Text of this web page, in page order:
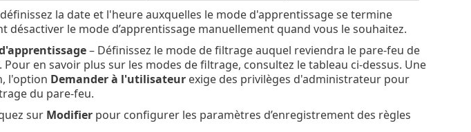
définissez la date et l'heure auxquelles le mode d'apprentissage se termine
le mode d’apprentissage manuellement quand vous le souhaitez.
– Définissez le mode de filtrage auquel reviendra le pare-feu de
en savoir plus sur les modes de filtrage, consultez le tableau ci-dessus. Une
l'option Demander à l'utilisateurexige des privilèges d'administrateur pour
du pare-feu.
sur Modifierpour configurer les paramètres d’enregistrement des règles